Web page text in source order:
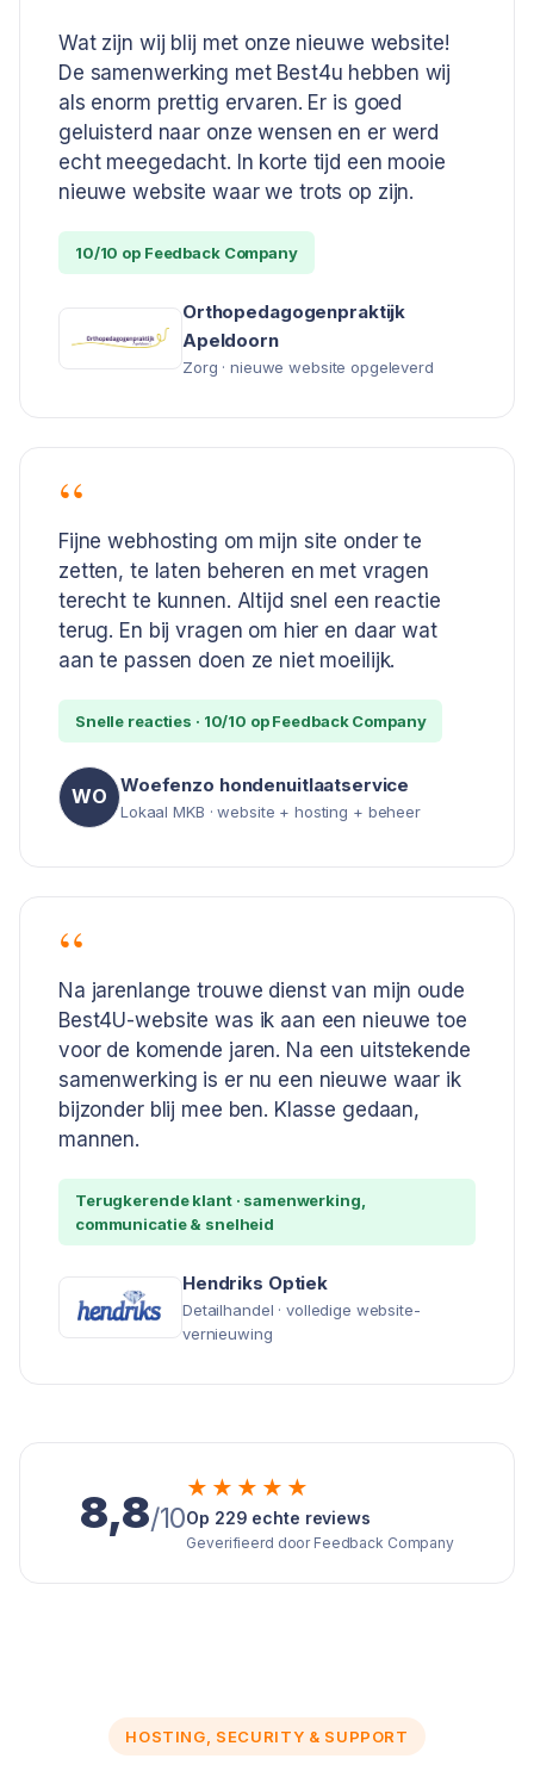
Wat zijn wij blij met onze nieuwe website!
De samenwerking met Best4u hebben wij
als enorm prettig ervaren. Er is goed
geluisterd naar onze wensen en er werd
echt meegedacht. In korte tijd een mooie
nieuwe website waar we trots op zijn.
10/10 op Feedback Company
Orthopedagogenpraktijk
Apeldoorn
Zorg · nieuwe website opgeleverd
Fijne webhosting om mijn site onder te
zetten, te laten beheren en met vragen
terecht te kunnen. Altijd snel een reactie
terug. En bij vragen om hier en daar wat
aan te passen doen ze niet moeilijk.
Snelle reacties · 10/10 op Feedback Company
WO Woefenzo hondenuitlaatservice
Lokaal MKB · website + hosting + beheer
Na jarenlange trouwe dienst van mijn oude
Best4U-website was ik aan een nieuwe toe
voor de komende jaren. Na een uitstekende
samenwerking is er nu een nieuwe waar ik
bijzonder blij mee ben. Klasse gedaan,
mannen.
Terugkerende klant · samenwerking,
communicatie & snelheid
Hendriks Optiek
Detailhandel · volledige website-
vernieuwing
8,8/10
★★★★★
Op 229 echte reviews
Geverifieerd door Feedback Company
HOSTING, SECURITY & SUPPORT